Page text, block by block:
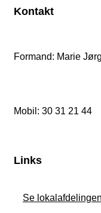
Kontakt
Formand: Marie
Mobil: 30 31 21 44
Links
Se